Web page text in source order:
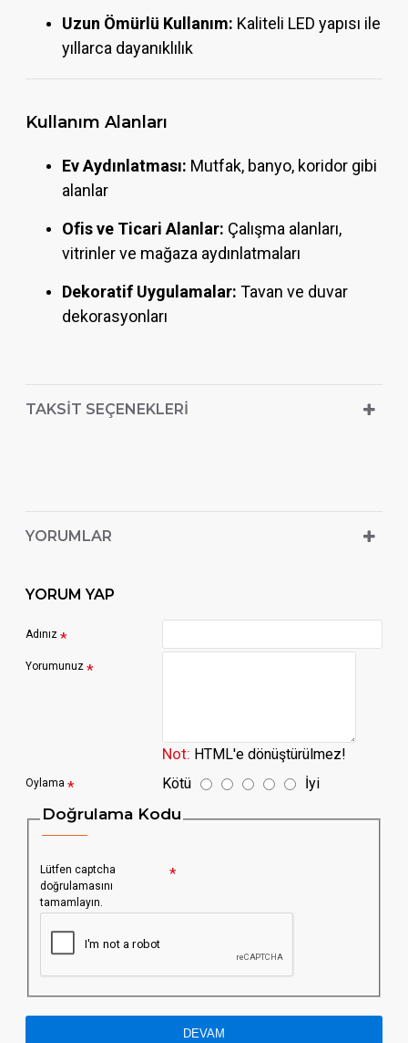
Uzun Ömürlü Kullanım: Kaliteli LED yapısı ile
yıllarca dayanıklılık
Kullanım Alanları
Ev Aydınlatması: Mutfak, banyo, koridor gibi
alanlar
Ofis ve Ticari Alanlar: Çalışma alanları,
vitrinler ve mağaza aydınlatmaları
Dekoratif Uygulamalar: Tavan ve duvar
dekorasyonları
TAKSIT SEÇENEKLERI
YORUMLAR
YORUM YAP
Adınız
Yorumunuz
Not: HTML'e dönüştürülmez!
Oylama Kötü İyi
Doğrulama Kodu
Lütfen captcha
doğrulamasını
tamamlayın.
DEVAM